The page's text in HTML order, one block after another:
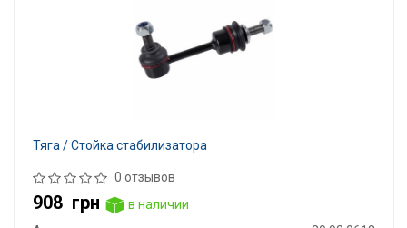
Тяга / Стойка стабилизатора
0 отзывов
908 грн
в наличии